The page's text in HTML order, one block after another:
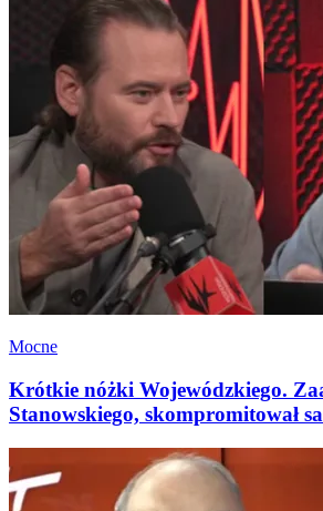
Mocne
Krótkie nóżki Wojewódzkiego.
Stanowskiego, skompromitował